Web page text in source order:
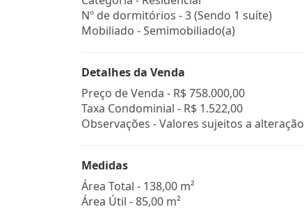
Nº de dormitórios - 3 (Sendo 1 suíte)
Mobiliado - Semimobiliado(a)
Detalhes da Venda
Preço de Venda - R$ 758.000,00
Taxa Condominial - R$ 1.522,00
Observações - Valores sujeitos a alteração
Medidas
Área Total - 138,00 m²
Área Útil - 85,00 m²